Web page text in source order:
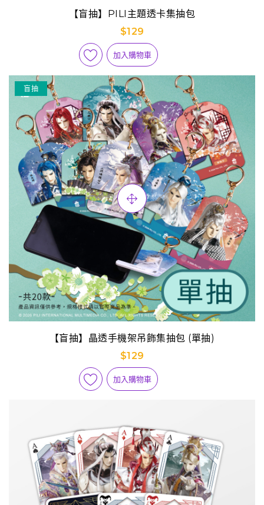
【盲抽】PILI主題透卡集抽包
$129
加入購物車
盲抽
【盲抽】晶透手機架吊飾集抽包 (單抽)
$129
加入購物車